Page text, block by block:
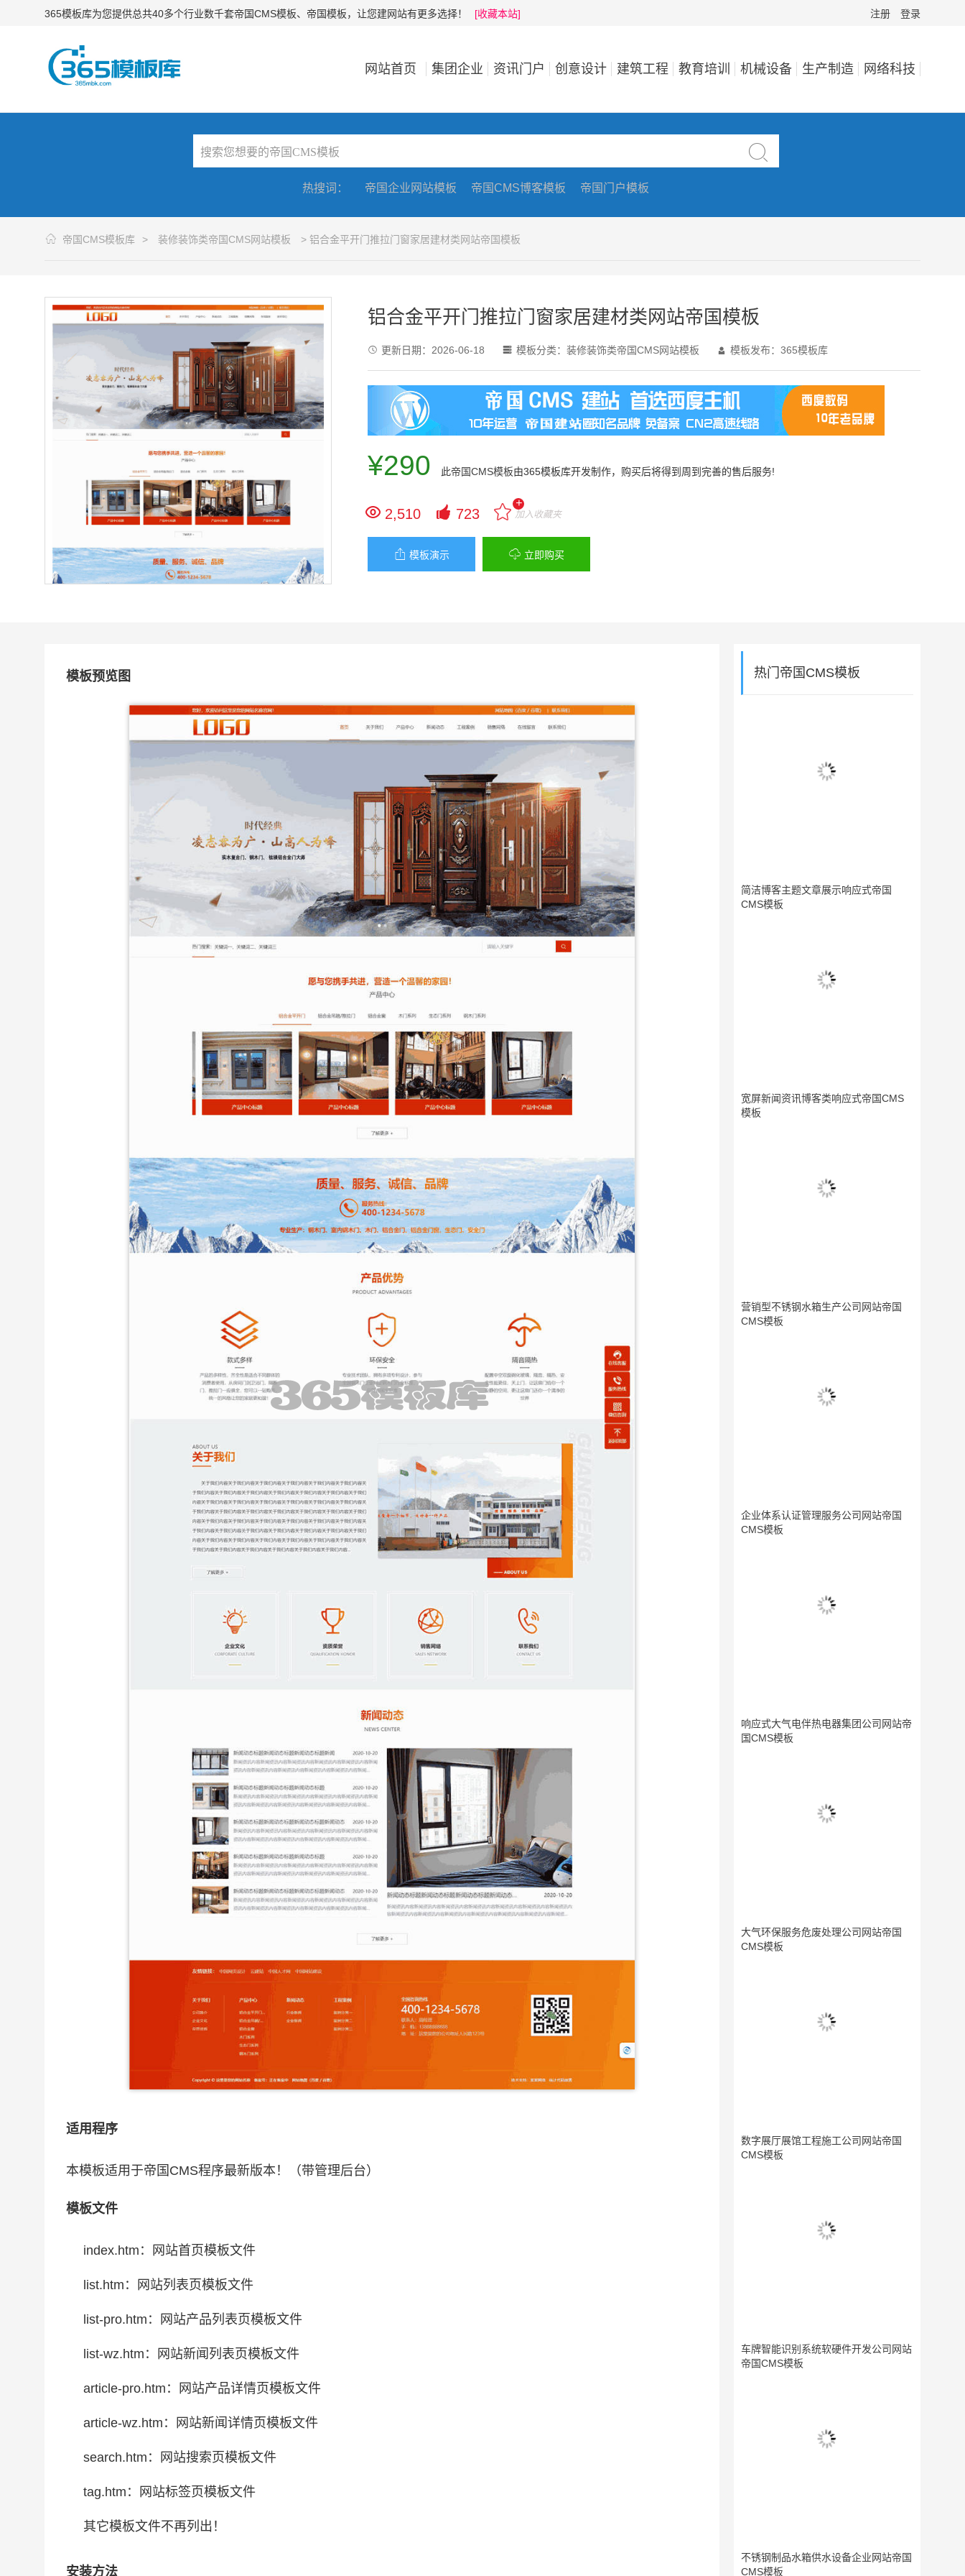
365模板库为您提供总共40多个行业数千套帝国CMS模板、帝国模板，让您建网站有更多选择！ [收藏本站] 注册 登录
网站首页 集团企业 资讯门户 创意设计 建筑工程 教育培训 机械设备 生产制造 网络科技

热搜词： 帝国企业网站模板 帝国CMS博客模板 帝国门户模板
帝国CMS模板库 > 装修装饰类帝国CMS网站模板 > 铝合金平开门推拉门窗家居建材类网站帝国模板
铝合金平开门推拉门窗家居建材类网站帝国模板
 更新日期： 2026-06-18  模板分类： 装修装饰类帝国CMS网站模板  模板发布：365模板库
¥290 此帝国CMS模板由365模板库开发制作，购买后将得到周到完善的售后服务!
 2,510  723
+
加入收藏夹
 模板演示  立即购买
模板预览图
适用程序
本模板适用于帝国CMS程序最新版本！（带管理后台）
模板文件
index.htm：网站首页模板文件
list.htm：网站列表页模板文件
list-pro.htm：网站产品列表页模板文件
list-wz.htm：网站新闻列表页模板文件
article-pro.htm：网站产品详情页模板文件
article-wz.htm：网站新闻详情页模板文件
search.htm：网站搜索页模板文件
tag.htm：网站标签页模板文件
其它模板文件不再列出！
安装方法
热门帝国CMS模板
简洁博客主题文章展示响应式帝国
CMS模板
宽屏新闻资讯博客类响应式帝国CMS
模板
营销型不锈钢水箱生产公司网站帝国
CMS模板
企业体系认证管理服务公司网站帝国
CMS模板
响应式大气电伴热电器集团公司网站帝
国CMS模板
大气环保服务危废处理公司网站帝国
CMS模板
数字展厅展馆工程施工公司网站帝国
CMS模板
车牌智能识别系统软硬件开发公司网站
帝国CMS模板
不锈钢制品水箱供水设备企业网站帝国
CMS模板